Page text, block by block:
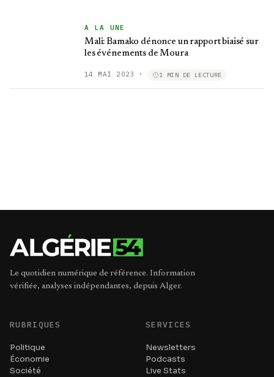
A LA UNE
Mali: Bamako dénonce un rapport biaisé sur
les événements de Moura
14 MAI 2023 · 1 MIN DE LECTURE
Le quotidien numérique de référence. Information
vérifiée, analyses indépendantes, depuis Alger.
RUBRIQUES
Politique
Économie
Société
SERVICES
Newsletters
Podcasts
Live Stats